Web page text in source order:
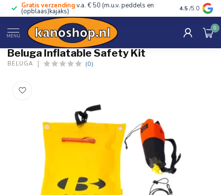
Gratis verzendingv.a. € 50 (m.u.v. peddels en
(opblaas)kajaks) Advies van
4.5 /5.0
MENU
0
Home / Inflatable Safety Kit
Beluga Inflatable Safety Kit
BELUGA (0)